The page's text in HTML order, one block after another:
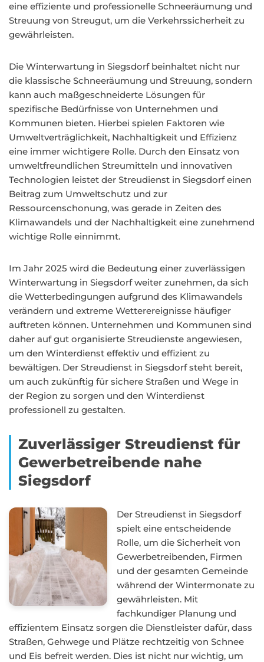
eine effiziente und professionelle Schneeräumung und
Streuung von Streugut, um die Verkehrssicherheit zu
gewährleisten.
Die Winterwartung in Siegsdorf beinhaltet nicht nur
die klassische Schneeräumung und Streuung, sondern
kann auch maßgeschneiderte Lösungen für
spezifische Bedürfnisse von Unternehmen und
Kommunen bieten. Hierbei spielen Faktoren wie
Umweltverträglichkeit, Nachhaltigkeit und Effizienz
eine immer wichtigere Rolle. Durch den Einsatz von
umweltfreundlichen Streumitteln und innovativen
Technologien leistet der Streudienst in Siegsdorf einen
Beitrag zum Umweltschutz und zur
Ressourcenschonung, was gerade in Zeiten des
Klimawandels und der Nachhaltigkeit eine zunehmend
wichtige Rolle einnimmt.
Im Jahr 2025 wird die Bedeutung einer zuverlässigen
Winterwartung in Siegsdorf weiter zunehmen, da sich
die Wetterbedingungen aufgrund des Klimawandels
verändern und extreme Wetterereignisse häufiger
auftreten können. Unternehmen und Kommunen sind
daher auf gut organisierte Streudienste angewiesen,
um den Winterdienst effektiv und effizient zu
bewältigen. Der Streudienst in Siegsdorf steht bereit,
um auch zukünftig für sichere Straßen und Wege in
der Region zu sorgen und den Winterdienst
professionell zu gestalten.
Zuverlässiger Streudienst für
Gewerbetreibende nahe
Siegsdorf
Der Streudienst in Siegsdorf
spielt eine entscheidende
Rolle, um die Sicherheit von
Gewerbetreibenden, Firmen
und der gesamten Gemeinde
während der Wintermonate zu
gewährleisten. Mit
fachkundiger Planung und
effizientem Einsatz sorgen die Dienstleister dafür, dass
Straßen, Gehwege und Plätze rechtzeitig von Schnee
und Eis befreit werden. Dies ist nicht nur wichtig, um